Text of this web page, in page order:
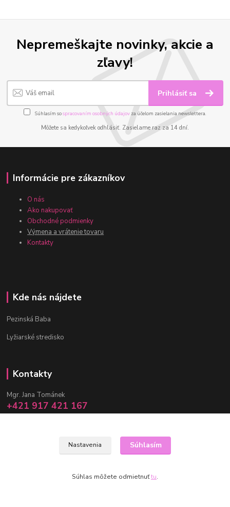
Nepremeškajte novinky, akcie a
zľavy!
Prihlásiť sa
Súhlasím sospracovaním osobných údajov za účelom zasielania newslettera.
Môžete sa kedykoľvek odhlásiť. Zasielame raz za 14 dní.
Informácie pre zákazníkov
O nás
Ako nakupovať
Obchodné podmienky
Výmena a vrátenie tovaru
Kontakty
Kde nás nájdete
Pezinská Baba
Lyžiarské stredisko
Kontakty
Mgr. Jana Tománek
+421 917 421 167
(Po-Pia, 10 -17 hod.)
Nastavenia Súhlasím
Súhlas môžete odmietnuťtu.